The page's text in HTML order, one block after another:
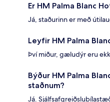
Er HM Palma Blanc
Já, staðurinn er með
Leyfir HM Palma
Því miður, gæludýr eru
Býður HM Palma
staðnum?
Já.